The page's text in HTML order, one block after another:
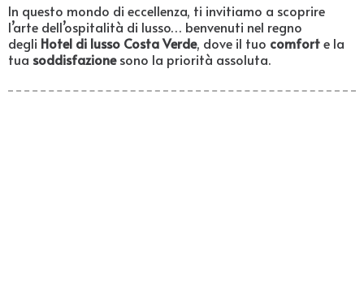
In questo mondo di eccellenza, ti invitiamo a scoprire
l’arte dell’ospitalità di lusso… benvenuti nel regno
degli Hotel di lusso Costa Verde, dove il tuo comforte la
tua soddisfazionesono la priorità assoluta.